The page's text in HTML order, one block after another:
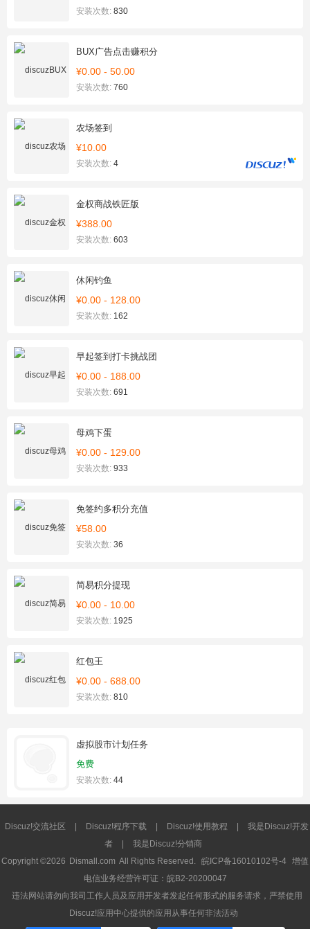
安装次数: 830
BUX广告点击赚积分
¥0.00 - 50.00
安装次数: 760
农场签到
¥10.00
安装次数: 4
金权商战铁匠版
¥388.00
安装次数: 603
休闲钓鱼
¥0.00 - 128.00
安装次数: 162
早起签到打卡挑战团
¥0.00 - 188.00
安装次数: 691
母鸡下蛋
¥0.00 - 129.00
安装次数: 933
免签约多积分充值
¥58.00
安装次数: 36
简易积分提现
¥0.00 - 10.00
安装次数: 1925
红包王
¥0.00 - 688.00
安装次数: 810
虚拟股市计划任务
免费
安装次数: 44
Discuz!交流社区 Discuz!程序下载 Discuz!使用教程
我是Discuz!开发
者
我是Discuz!分销商
Copyright ©2026 Dismall.com All Rights Reserved. 皖ICP备16010102号-4 增值
电信业务经营许可证：皖B2-20200047
违法网站请勿向我司工作人员及应用开发者发起任何形式的服务请求，严禁使用
Discuz!应用中心提供的应用从事任何非法活动